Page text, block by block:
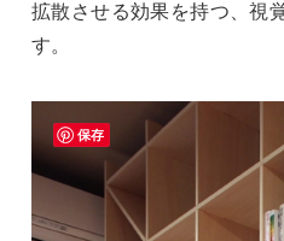
拡散させる効果を持つ、視
す。
保存